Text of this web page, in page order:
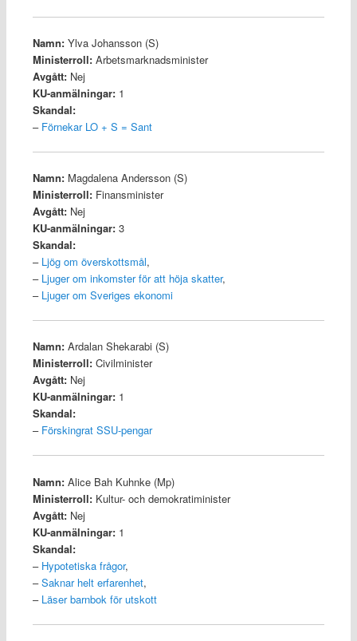
Namn:Ylva Johansson (S)
Ministerroll:Arbetsmarknadsminister
Avgått:Nej
KU-anmälningar:1
Skandal:
– Förnekar LO + S = Sant
Namn:Magdalena Andersson (S)
Ministerroll:Finansminister
Avgått:Nej
KU-anmälningar:3
Skandal:
– Ljög om överskottsmål,
– Ljuger om inkomster för att höja skatter,
– Ljuger om Sveriges ekonomi
Namn:Ardalan Shekarabi (S)
Ministerroll:Civilminister
Avgått:Nej
KU-anmälningar:1
Skandal:
– Förskingrat SSU-pengar
Namn:Alice Bah Kuhnke (Mp)
Ministerroll:Kultur- och demokratiminister
Avgått:Nej
KU-anmälningar:1
Skandal:
– Hypotetiska frågor,
–Saknar helt erfarenhet,
– Läser barnbok för utskott